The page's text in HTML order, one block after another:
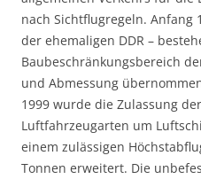
nach Sichtflugregeln. Anfang
der ehemaligen DDR –
Baubeschränkungsbereich
und Abmessung
1999 wurde die Zulassung
Luftfahrzeugarten um
einem zulässigen
Tonnen erweitert. Die